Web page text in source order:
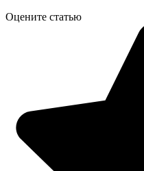
Оцените статью